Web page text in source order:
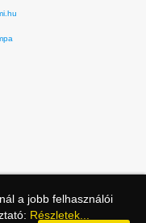
a jobb felhasználói
Részletek...